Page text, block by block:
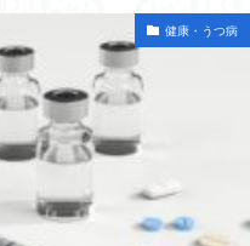
健康・うつ病